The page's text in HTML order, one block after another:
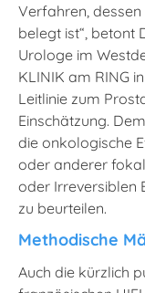
Verfahren,
belegt ist“, betont
Urologe im
KLINIK am RING
Leitlinie zum
Einschätzung.
die onkologische
oder anderer
oder Irreversiblen
zu beurteilen.
Methodische
Auch die kürzlich